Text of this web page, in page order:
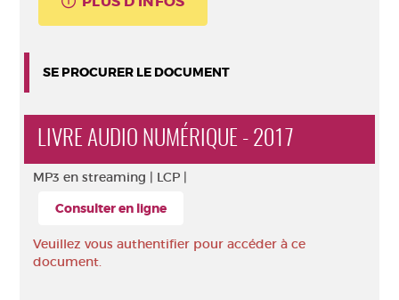
SE PROCURER LE DOCUMENT
LIVRE AUDIO NUMÉRIQUE - 2017
MP3 en streaming | LCP |
Consulter en ligne
Veuillez vous authentifier pour accéder à ce
document.